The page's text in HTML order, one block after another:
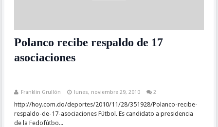
Polanco recibe respaldo de 17
asociaciones
Franklin Grullón lunes, noviembre 29, 2010 2
http://hoy.com.do/deportes/2010/11/28/351928/Polanco-recibe-
respaldo-de-17-asociaciones Fútbol. Es candidato a presidencia
de la Fedofútbo...